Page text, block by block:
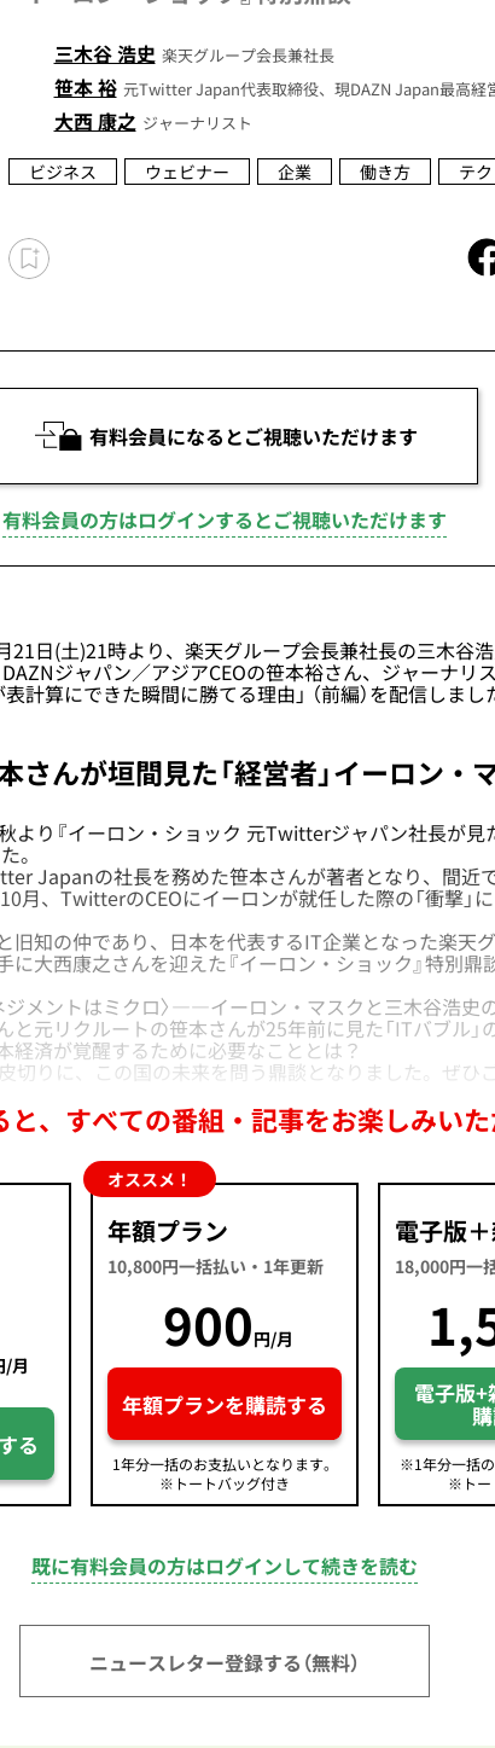
三木谷 浩史 楽天グループ会長兼社長
笹本 裕 元Twitter Japan代表取締役、現DAZN Japan最高経
大西 康之 ジャーナリスト
ビジネス ウェビナー 企業 働き方 テ
有料会員になるとご視聴いただけます
有料会員の方はログインするとご視聴いただけます
21日(土)21時より、楽天グループ会長兼社長の三木谷
ジャパン／アジアCEOの笹本裕さん、ジャーナリ
計算にできた瞬間に勝てる理由」 （前編）を配信しまし
さんが垣間見た「経営者」イーロン・
より『イーロン・ショック 元Twitterジャパン社長が見
。
Japanの社長を務めた笹本さんが著者となり、間近で
月、TwitterのCEOにイーロンが就任した際の「衝撃」
旧知の仲であり、日本を代表するIT企業となった楽天
に大西康之さんを迎えた『イーロン・ショック』特別鼎
ジメントはミクロ〉――イーロン・マスクと三木谷浩史
と元リクルートの笹本さんが25年前に見た「ITバブル」
経済が覚醒するために必要なこととは？
皮切りに、この国の未来を問う鼎談となりました。ぜひ
と、すべての番組・記事をお楽しみい
/月
る
オススメ！
年額プラン
10,800円一括払い・1年更新
900円/月
年額プランを購読する
1年分一括のお支払いとなります。
※トートバッグ付き
電子版
18,000円一
電子版
※1年分一括
※トー
既に有料会員の方はログインして続きを読む
ニュースレター登録する（無料）